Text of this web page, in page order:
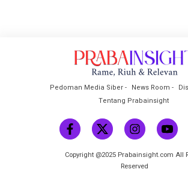
Pedoman Media Siber News Room
Tentang Prabainsight
Copyright @2025 Prabainsight.com All
Reserved